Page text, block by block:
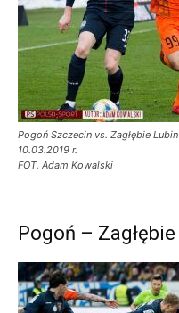
Pogoń Szczecin vs. Zagłębie Lubin
10.03.2019 r.
FOT. Adam Kowalski
Pogoń – Zagłębie